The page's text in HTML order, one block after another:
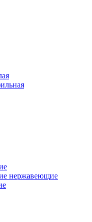
нержавеющие